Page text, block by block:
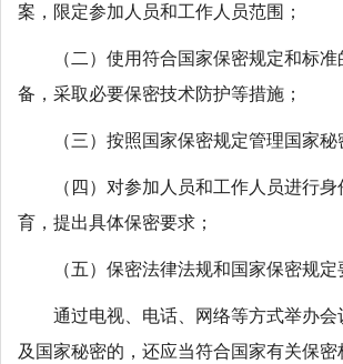
案，限定参加人员和工作人员范围；
（二）使用符合国家保密规定和标
备，采取必要保密技术防护等措施；
（三）按照国家保密规定管理国家秘
（四）对参加人员和工作人员进行
育，提出具体保密要求；
（五）保密法律法规和国家保密规定
通过电视、电话、网络等方式举办
及国家秘密的，还应当符合国家有关保密